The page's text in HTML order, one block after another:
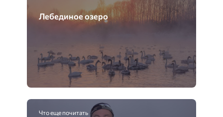
Лебединое озеро
Что еще почитать